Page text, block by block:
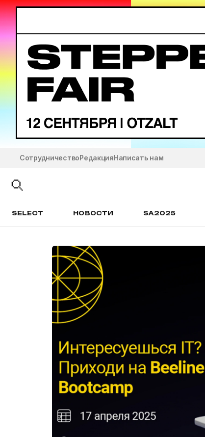
СотрудничествоРедакцияНаписать нам
SELECT НОВОСТИ SA2025